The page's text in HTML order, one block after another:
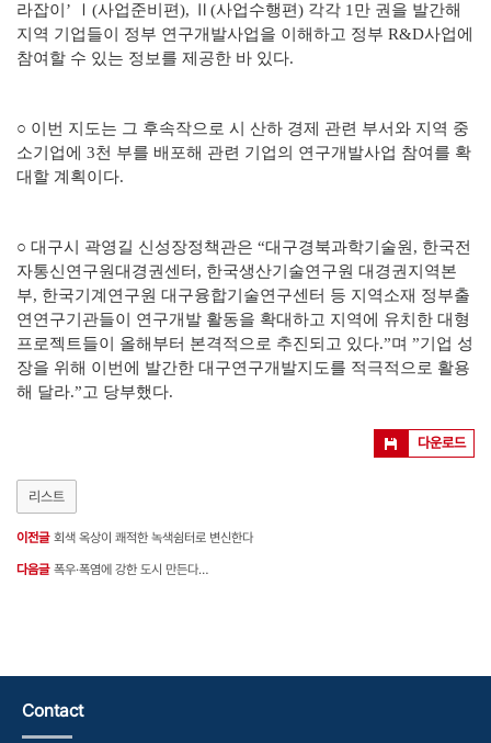
라잡이 ’
Ⅰ(사업준비편), Ⅱ(사업수행편) 각각 1만 권을 발간해
지역 기업들이
정부 연구개발사업을 이해하고 정부 R&D사업에
참여할 수 있는 정보를 제공한 바 있다.
○ 이번 지도는 그 후속작으로 시 산하 경제 관련 부서와 지역 중
소기업에 3천 부를 배포해 관련 기업의 연구개발사업 참여를 확
대할 계획이다.
○ 대구시 곽영길 신성장정책관은 “대구경북과학기술원, 한국전
자통신 연구원대경권센터, 한국생산기술연구원 대경권지역본
부, 한국기계연구원 대구융합기술연구센터 등 지역소재 정부출
연연구기관들이 연구개발 활동을 확대하고 지역에 유치한 대형
프로젝트들이 올해 부터 본격적으로 추진되고 있다.”며 ”기업 성
장을 위해 이번에 발간한 대구연구개발지도를 적극적으로 활용
해 달라.”고 당부했다.
다운로드
리스트
이전글 회색 옥상이 쾌적한 녹색쉼터로 변신한다
다음글 폭우·폭염에 강한 도시 만든다…
Contact